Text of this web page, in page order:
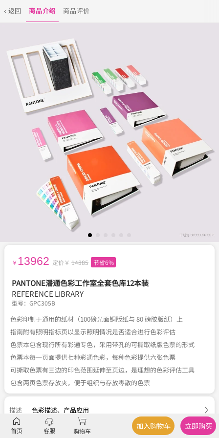
返回 商品介绍 商品评价
￥ 13962 定价￥ 14885 节省6%
PANTONE潘通色彩工作室全套色库12本装
REFERENCE LIBRARY
型号： GPC305B
色彩印制于通用的纸材（100磅光面铜版纸与 80 磅胶版纸）上
指南附有照明指标页以显示照明情况是否适合进行色彩评估
色票本包含现行所有彩通专色，采用带孔的可撕取纸版色票的形式
色票本每一页面提供七种彩通色彩，每种色彩提供六张色票
可撕取色票有三边的印色范围延伸至页边，是理想的色彩评估工具
包含两页色票存放夹，便于组织与存放零散的色票
描述 色彩描述、 产品应用
参数 品牌、型号、类型
首页 客服 购物车
加入购物车 立即购买